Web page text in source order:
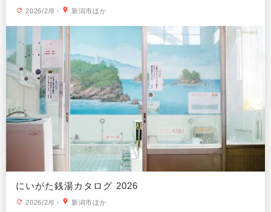
2026/2/8 ・ 新潟市ほか
にいがた銭湯カタログ 2026
2026/2/6 ・ 新潟市ほか